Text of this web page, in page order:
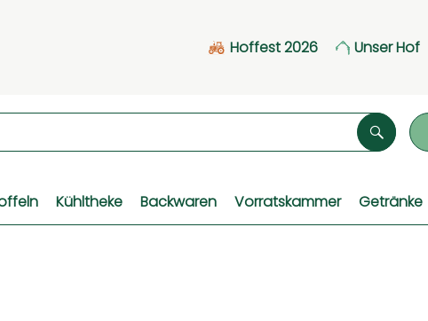
Hoffest 2026 Unser Hof
Suchen
Kühltheke Backwaren Vorratskammer Getränke